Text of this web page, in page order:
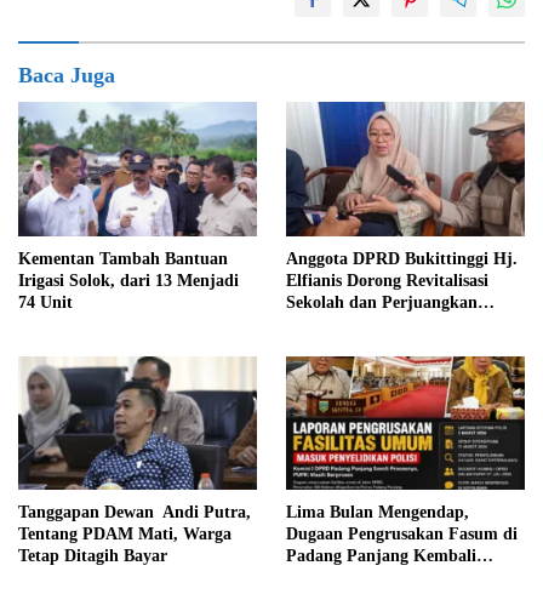
Baca Juga
Kementan Tambah Bantuan
Irigasi Solok, dari 13 Menjadi
74 Unit
Anggota DPRD Bukittinggi Hj.
Elfianis Dorong Revitalisasi
Sekolah dan Perjuangkan
Tanggapan Dewan Andi Putra,
Tentang PDAM Mati, Warga
Tetap Ditagih Bayar
Lima Bulan Mengendap,
Dugaan Pengrusakan Fasum di
Padang Panjang Kembali